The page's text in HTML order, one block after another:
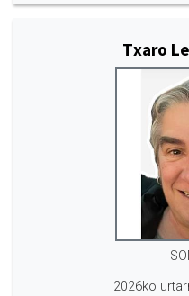
Txaro
2026ko